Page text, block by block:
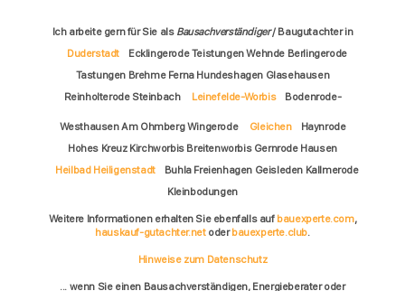
Ich arbeite gern für Sie als Bausachverständiger/ Baugutachter in
Duderstadt
Ecklingerode Teistungen Wehnde Berlingerode
Tastungen Brehme Ferna Hundeshagen Glasehausen
Reinholterode Steinbach
Leinefelde-Worbis Bodenrode-
Westhausen Am Ohmberg Wingerode Gleichen
Haynrode
Hohes Kreuz Kirchworbis Breitenworbis Gernrode Hausen
Heilbad Heiligenstadt
Buhla Freienhagen Geisleden Kallmerode
Kleinbodungen
Weitere Informationen erhalten Sie ebenfalls auf bauexperte.com,
hauskauf-gutachter.netoderbauexperte.club.
Hinweise zum Datenschutz
... wenn Sie einen Bausachverständigen, Energieberater oder